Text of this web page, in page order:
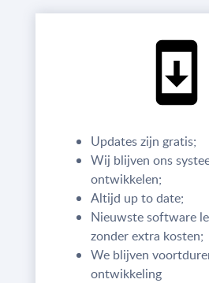
Updates zijn gratis;
Wij blijven ons
ontwikkelen;
Altijd up to date;
Nieuwste software
zonder extra kosten;
We blijven
ontwikkeling